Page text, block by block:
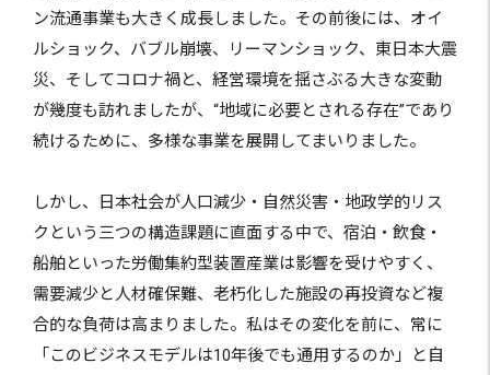
ン流通事業も大きく成長しました。その前後には、オイ
ルショック、バブル崩壊、リーマンショック、東日本大震
災、そしてコロナ禍と、経営環境を揺さぶる大きな変動
が幾度も訪れましたが、“地域に必要とされる存在”であり
続けるために、多様な事業を展開してまいりました。
しかし、日本社会が人口減少・自然災害・地政学的リス
クという三つの構造課題に直面する中で、宿泊・飲食・
船舶といった労働集約型装置産業は影響を受けやすく、
需要減少と人材確保難、老朽化した施設の再投資など複
合的な負荷は高まりました。私はその変化を前に、常に
「このビジネスモデルは10年後でも通用するのか」と自